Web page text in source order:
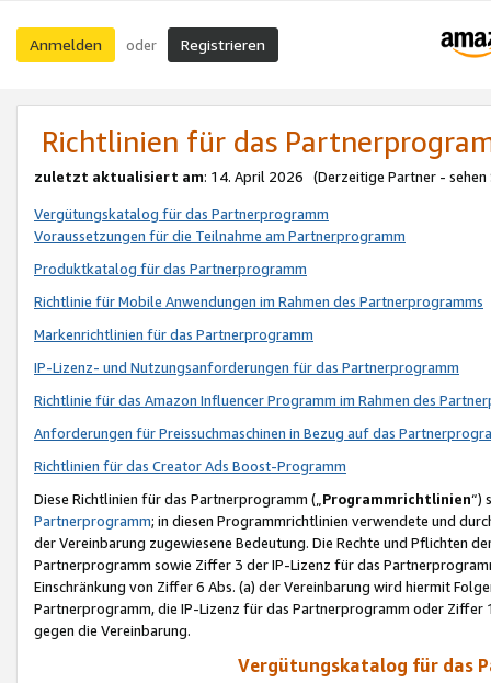
Anmelden oder Registrieren
Richtlinien für das
zuletzt aktualisiert am: 14. April 2026 (Derzeitige Partner - sehen
Vergütungskatalog für das Partnerprogramm
Voraussetzungen für die Teilnahme am Partnerprogramm
Produktkatalog für das Partnerprogramm
Richtlinie für Mobile Anwendungen im Rahmen des Partnerprogramms
Markenrichtlinien für das Partnerprogramm
IP-Lizenz- und Nutzungsanforderungen für das Partnerprogramm
Richtlinie für das Amazon Influencer Programm im Rahmen des
Anforderungen für Preissuchmaschinen in Bezug auf das
Richtlinien für das Creator Ads Boost-Programm
Diese Richtlinien für das Partnerprogramm („Programmrichtlinien“)
Partnerprogramm; in diesen Programmrichtlinien verwendete und
der Vereinbarung zugewiesene Bedeutung. Die Rechte und Pflichten
Partnerprogramm sowie Ziffer 3 der IP-Lizenz für das
Einschränkung von Ziffer 6 Abs. (a) der Vereinbarung wird hiermit
Partnerprogramm, die IP-Lizenz für das Partnerprogramm oder
gegen die Vereinbarung.
Vergütungskatalog für das